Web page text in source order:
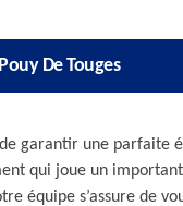
De Touges
garantir une parfaite
qui joue un
équipe s’assure de